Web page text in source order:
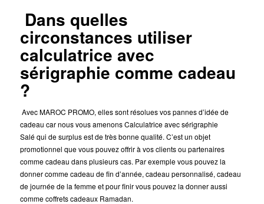
Dans quelles
circonstances utiliser
calculatrice avec
sérigraphie comme cadeau
?
Avec MAROC PROMO, elles sont résolues vos pannes d’idée de
cadeau car nous vous amenons Calculatrice avec sérigraphie
Salé qui de surplus est de très bonne qualité. C’est un objet
promotionnel que vous pouvez offrir à vos clients ou partenaires
comme cadeau dans plusieurs cas. Par exemple vous pouvez la
donner comme cadeau de fin d’année, cadeau personnalisé, cadeau
de journée de la femme et pour finir vous pouvez la donner aussi
comme coffrets cadeaux Ramadan.